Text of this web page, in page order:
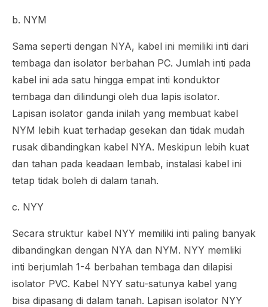
b. NYM
Sama seperti dengan NYA, kabel ini memiliki inti dari
tembaga dan isolator berbahan PC. Jumlah inti pada
kabel ini ada satu hingga empat inti konduktor
tembaga dan dilindungi oleh dua lapis isolator.
Lapisan isolator ganda inilah yang membuat kabel
NYM lebih kuat terhadap gesekan dan tidak mudah
rusak dibandingkan kabel NYA. Meskipun lebih kuat
dan tahan pada keadaan lembab, instalasi kabel ini
tetap tidak boleh di dalam tanah.
c. NYY
Secara struktur kabel NYY memiliki inti paling banyak
dibandingkan dengan NYA dan NYM. NYY memliki
inti berjumlah 1-4 berbahan tembaga dan dilapisi
isolator PVC. Kabel NYY satu-satunya kabel yang
bisa dipasang di dalam tanah. Lapisan isolator NYY